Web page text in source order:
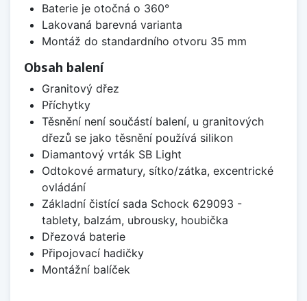
Baterie je otočná o 360°
Lakovaná barevná varianta
Montáž do standardního otvoru 35 mm
Obsah balení
Granitový dřez
Příchytky
Těsnění není součástí balení, u granitových
dřezů se jako těsnění používá silikon
Diamantový vrták SB Light
Odtokové armatury, sítko/zátka, excentrické
ovládání
Základní čistící sada Schock 629093 -
tablety, balzám, ubrousky, houbička
Dřezová baterie
Připojovací hadičky
Montážní balíček